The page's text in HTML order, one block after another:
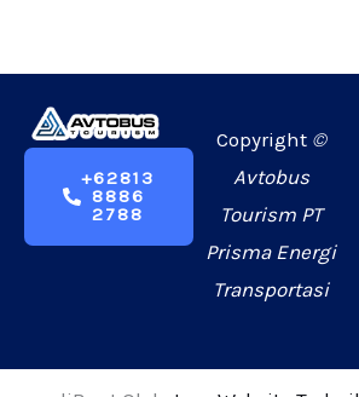
+62813
8886
2788
Copyright ©
Avtobus
Tourism PT
Prisma Energi
Transportasi